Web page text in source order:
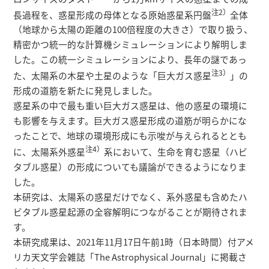
研究者総覧
長過程を、惑星形成の母体となる原始惑星系円盤注2） 全体
（地球から太陽の距離の100倍程度の大きさ）で取り扱う、
精密かつ統一的な計算機シミュレーションにより解明しま
した。この統一シミュレーションにより、長年の謎であっ
た、太陽系の木星や土星のような「巨大ガス惑星注3）
」の
形成の道筋を新たに発見しました。
惑星系の中で最も重い巨大ガス惑星は、他の惑星の環境に
も影響を与えます。巨大ガス惑星形成の道筋が明らかにな
ったことで、地球の環境形成にも示唆が与えられるととも
に、太陽系外惑星注4） 系において、生命を育む惑星（ハビ
タブル惑星）の形成についても議論ができるようになりま
した。
本研究は、太陽系の惑星だけでなく、系外惑星も含めたハ
ビタブル惑星起源の全容解明につながることが期待されま
す。
本研究成果は、2021年11月17日午前1時（日本時間）付アメ
リカ天文学会雑誌「The Astrophysical Journal」に掲載さ